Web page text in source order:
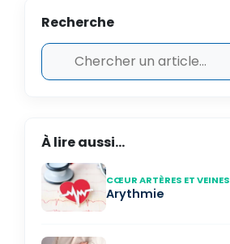
Recherche
À lire aussi...
CŒUR ARTÈRES ET VEINES
Arythmie